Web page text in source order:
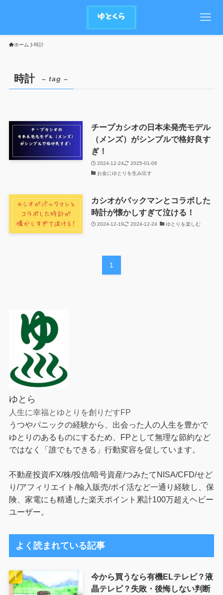
ホーム 時計
時計 – tag –
チープカシオの日本未発売モデル
（メンズ）がシンプルで格好良す
ぎ！
2024-12-24
2025-01-06
お金にゆとりを生み出す
カシオがパックマンとコラボした
時計が懐かしすぎて泣ける！
2024-12-19 2024-12-24 ゆとりを楽しむ
1
ゆとら
人生に幸福とゆとりを創りだすFP
うつやパニックの経験から、出会った人の人生を豊かで
ゆとりのあるものにするため、FPとして無理な節約など
ではなく「誰でもできる」行動変容を促しています。
不動産投資/FX/株/投信/暗号資産/つみたてNISA/CFD/せど
り/アフィリエイト/輸入販売/ポイ活など一通り経験し、保
険、家電にも精通した楽天ポイント累計100万超えヘビー
ユーザー。
よく読まれている記事
今から買うなら有機ELテレビ？液
晶テレビ？失敗・後悔しない判断